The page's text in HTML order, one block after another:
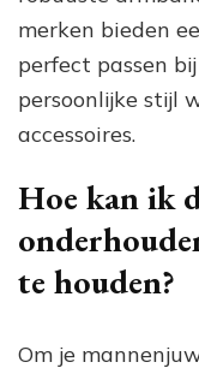
merken bieden
perfect passen
persoonlijke stijl
accessoires.
Hoe kan ik
te houden?
Om je